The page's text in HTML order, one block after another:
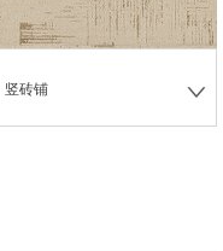
竖砖铺